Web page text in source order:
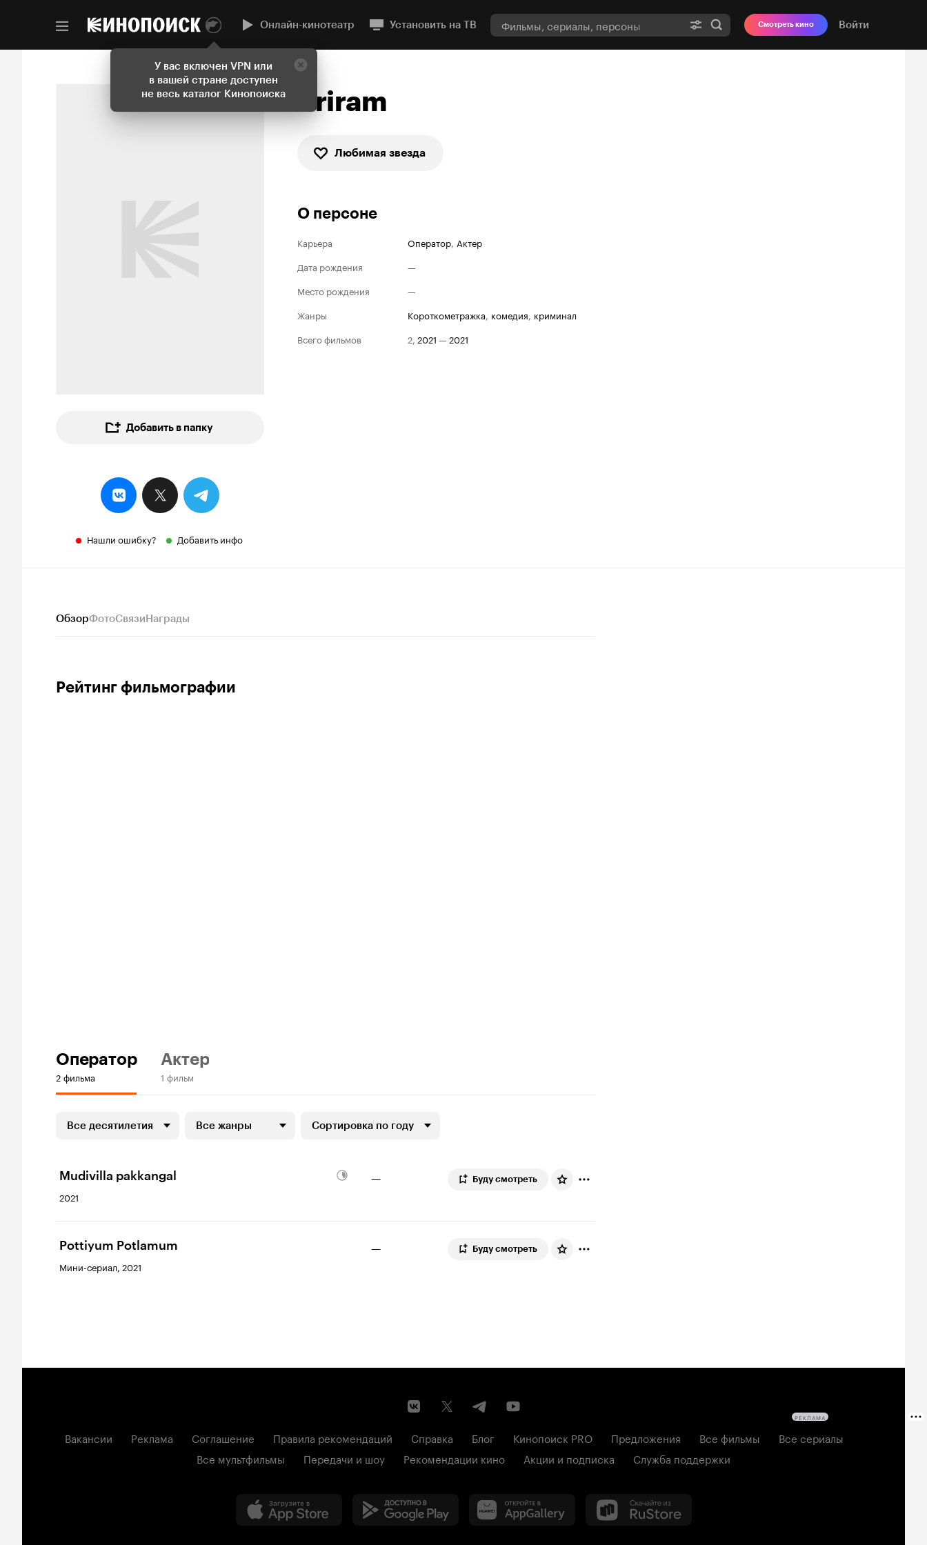
У вас включен VPN или
в вашей стране доступен
не весь каталог Кинопоиска
Онлайн-кинотеатр Установить на ТВ Смотреть кино Войти
Добавить в папку
Нашли ошибку? Добавить инфо
Sriram
Любимая звезда
О персоне
Карьера Оператор, Актер
Дата рождения
—
Место рождения
—
Жанры
короткометражка, комедия, криминал
Всего фильмов
2, 2021 — 2021
ОбзорФотоСвязиНаграды
Рейтинг фильмографии
Оператор
2 фильма
Актер
1 фильм
Все десятилетия Все жанры Сортировка по году
Mudivilla pakkangal
2021
— Буду смотреть
Pottiyum Potlamum
Мини-сериал, 2021
— Буду смотреть
Вакансии Реклама Соглашение Правила рекомендаций Справка Блог Кинопоиск PRO Предложения Все фильмы
Все сериалы
Все мультфильмы
Передачи и шоу Рекомендации кино Акции и подписка Служба поддержки
РЕКЛАМА